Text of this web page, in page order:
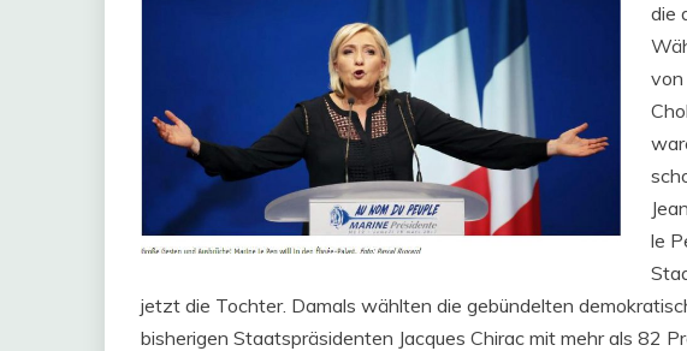
die
von
le
jetzt die Tochter. Damals wählten die gebündelten
bisherigen Staatspräsidenten Jacques Chirac mit mehr als 82